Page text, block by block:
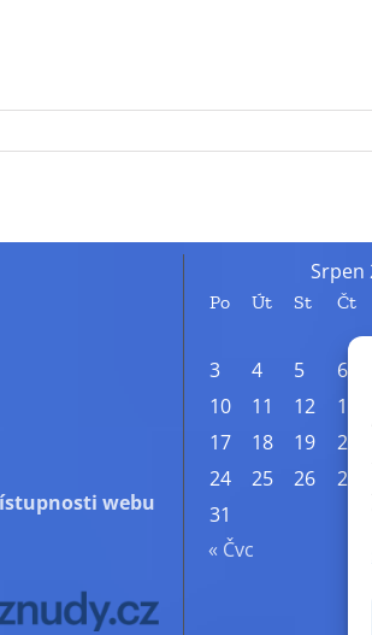
webu
Srpen
Po Út St Čt
3
4 5 6
10
11 12 13
17
18 19 20
24
25 26 27
31
« Čvc